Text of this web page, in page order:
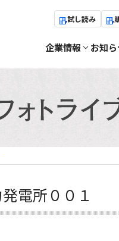
試し読み
企業情報 お知
電所００１